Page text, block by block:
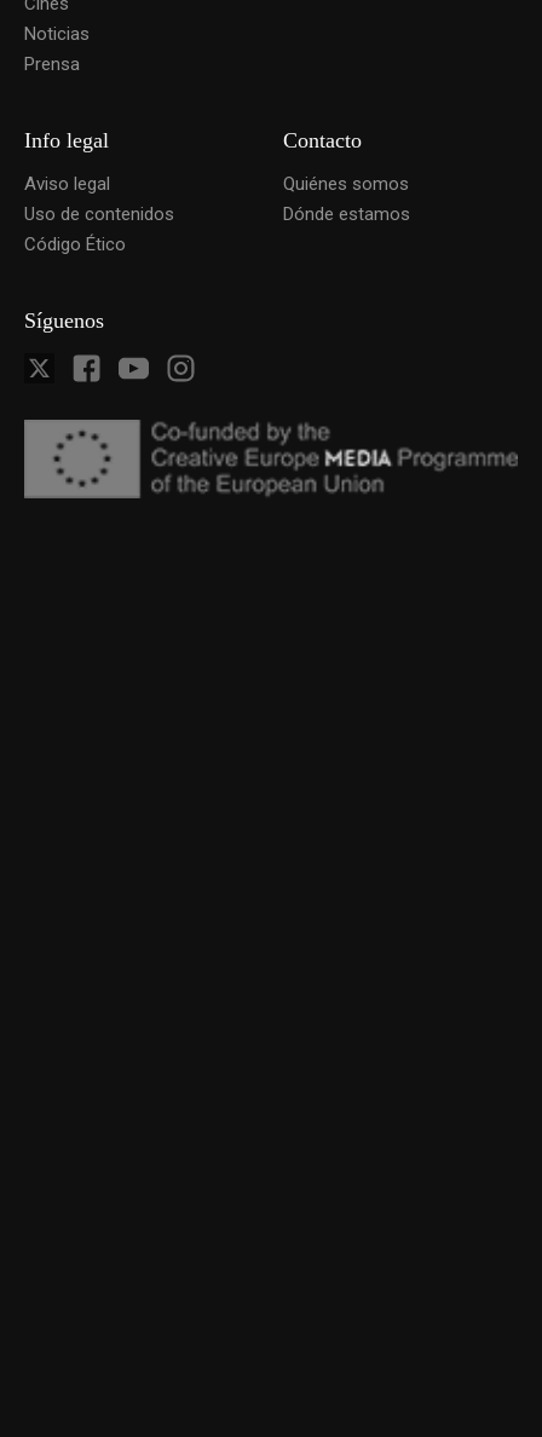
Noticias
Prensa
Info legal
Aviso legal
Uso de contenidos
Código Ético
Contacto
Quiénes somos
Dónde estamos
Síguenos